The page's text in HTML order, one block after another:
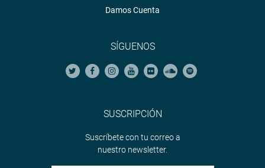
Damos Cuenta
SÍGUENOS
SUSCRIPCIÓN
Suscríbete con tu correo a
nuestro newsletter.